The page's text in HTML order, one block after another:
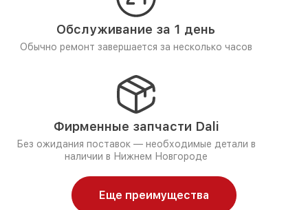
Обслуживание за 1 день
Обычно ремонт завершается за несколько часов
Фирменные запчасти Dali
Без ожидания поставок — необходимые детали в
наличии в Нижнем Новгороде
Еще преимущества